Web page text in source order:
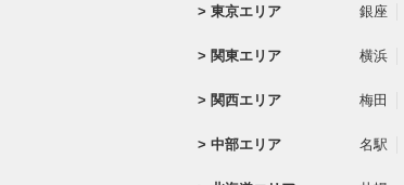
東京エリア 銀座
関東エリア 横浜
関西エリア 梅田
中部エリア 名駅